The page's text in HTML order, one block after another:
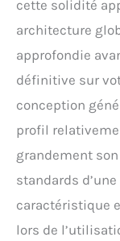
cette solidité
architecture
approfondie
définitive sur
conception
profil
grandement
standards
caractéristique
lors de